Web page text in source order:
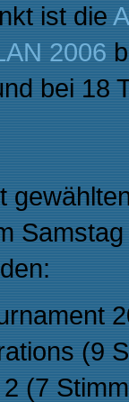
ist die
2006
bei 18
(9
(7